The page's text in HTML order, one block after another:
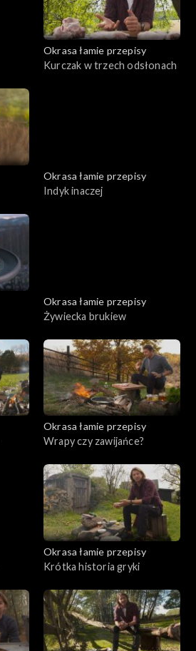
Okrasa łamie przepisy
Kurczak w trzech odsłonach
Okrasa łamie przepisy
Indyk inaczej
Okrasa łamie przepisy
Żywiecka brukiew
Okrasa łamie przepisy
Wrapy czy zawijańce?
Okrasa łamie przepisy
Krótka historia gryki